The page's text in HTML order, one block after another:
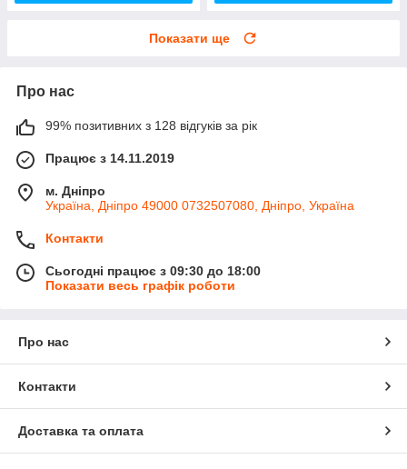
Показати ще
Про нас
99% позитивних з 128 відгуків за рік
Працює з 14.11.2019
м. Дніпро
Україна, Дніпро 49000 0732507080, Дніпро, Україна
Контакти
Сьогодні працює з 09:30 до 18:00
Показати весь графік роботи
Про нас
Контакти
Доставка та оплата